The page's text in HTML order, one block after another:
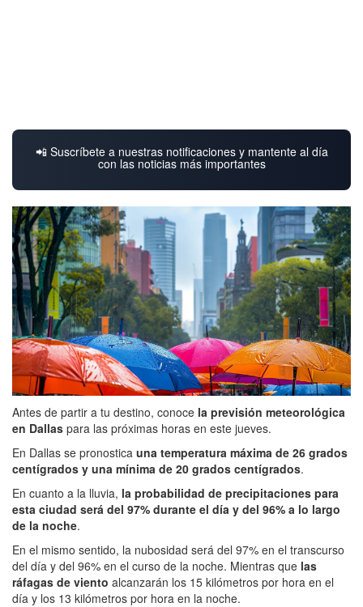
📲 Suscríbete a nuestras notificaciones y mantente al día
con las noticias más importantes
Antes de partir a tu destino, conoce la previsión meteorológica
en Dallas para las próximas horas en este jueves.
En Dallas se pronostica una temperatura máxima de 26 grados
centígrados y una mínima de 20 grados centígrados.
En cuanto a la lluvia, la probabilidad de precipitaciones para
esta ciudad será del 97% durante el día y del 96% a lo largo
de la noche.
En el mismo sentido, la nubosidad será del 97% en el transcurso
del día y del 96% en el curso de la noche. Mientras que las
ráfagas de viento alcanzarán los 15 kilómetros por hora en el
día y los 13 kilómetros por hora en la noche.